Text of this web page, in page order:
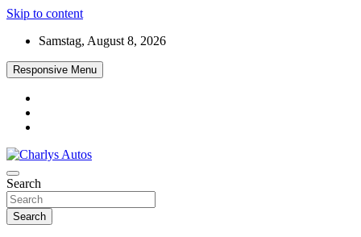
Skip to content
Samstag, August 8, 2026
Responsive Menu
Charlys Autos
Das neue Automagazin – global. regional. informativ. interaktiv
Search
Search